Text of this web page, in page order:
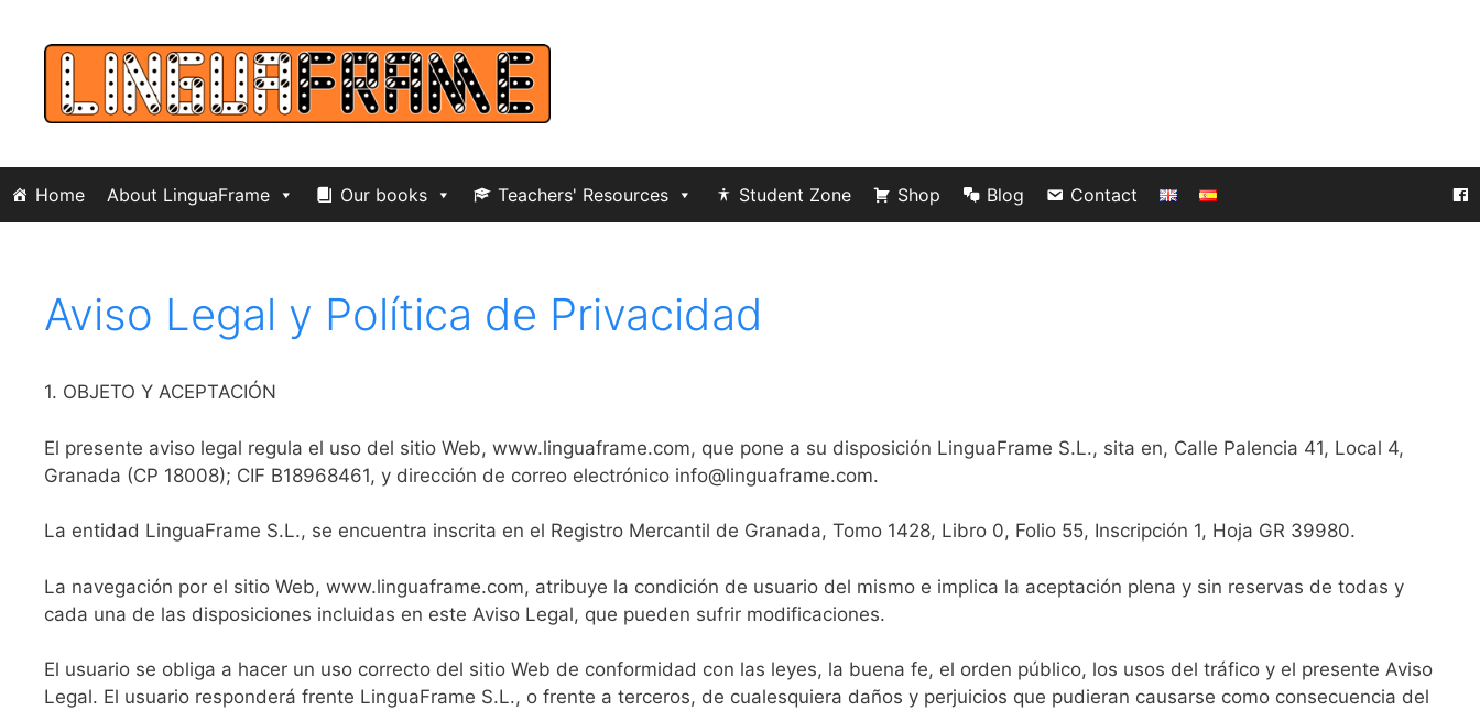
content
Home About LinguaFrame Our books Teachers' Resources Student Zone Shop Blog Contact
Aviso Legal y Política de Privacidad
1. OBJETO Y ACEPTACIÓN
El presente aviso legal regula el uso del sitio Web, www.linguaframe.com, que pone a su disposición LinguaFrame S.L., sita en, Calle Palencia 41, Local 4,
Granada (CP 18008); CIF B18968461, y dirección de correo electrónico info@linguaframe.com.
La entidad LinguaFrame S.L., se encuentra inscrita en el Registro Mercantil de Granada, Tomo 1428, Libro 0, Folio 55, Inscripción 1, Hoja GR 39980.
La navegación por el sitio Web, www.linguaframe.com, atribuye la condición de usuario del mismo e implica la aceptación plena y sin reservas de todas y
cada una de las disposiciones incluidas en este Aviso Legal, que pueden sufrir modificaciones.
El usuario se obliga a hacer un uso correcto del sitio Web de conformidad con las leyes, la buena fe, el orden público, los usos del tráfico y el presente Aviso
Legal. El usuario responderá frente LinguaFrame S.L., o frente a terceros, de cualesquiera daños y perjuicios que pudieran causarse como consecuencia del